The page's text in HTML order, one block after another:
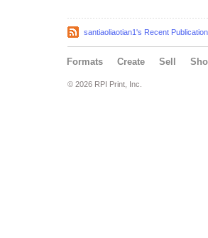
santiaoliaotian1's Recent
Formats Create Sell
© 2026 RPI Print, Inc.